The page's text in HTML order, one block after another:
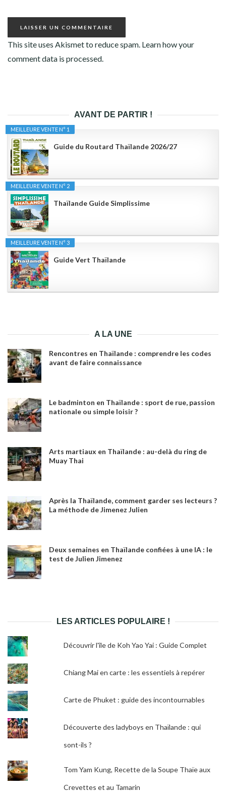
This site uses Akismet to reduce spam. Learn how your
comment data is processed.
AVANT DE PARTIR !
MEILLEURE VENTE N° 1
Guide du Routard Thaïlande 2026/27
MEILLEURE VENTE N° 2
Thaïlande Guide Simplissime
MEILLEURE VENTE N° 3
Guide Vert Thaïlande
A LA UNE
Rencontres en Thaïlande : comprendre les codes
avant de faire connaissance
Le badminton en Thaïlande : sport de rue, passion
nationale ou simple loisir ?
Arts martiaux en Thaïlande : au-delà du ring de
Muay Thai
Après la Thaïlande, comment garder ses lecteurs ?
La méthode de Jimenez Julien
Deux semaines en Thaïlande confiées à une IA : le
test de Julien Jimenez
LES ARTICLES POPULAIRE !
Découvrir l'île de Koh Yao Yai : Guide Complet
Chiang Mai en carte : les essentiels à repérer
Carte de Phuket : guide des incontournables
Découverte des ladyboys en Thaïlande : qui
sont-ils ?
Tom Yam Kung, Recette de la Soupe Thaïe aux
Crevettes et au Tamarin